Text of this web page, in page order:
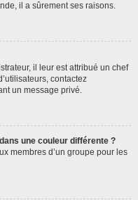
il a sûrement ses raisons.
il leur est attribué un chef
contactez
un message privé.
une couleur différente ?
membres d’un groupe pour les